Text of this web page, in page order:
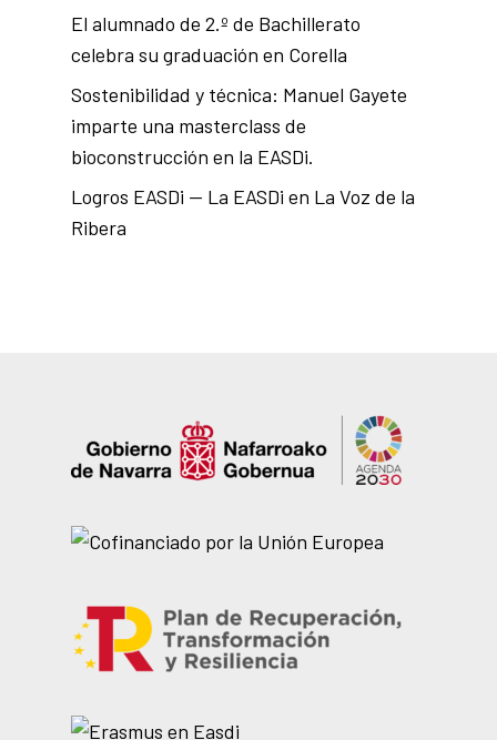
El alumnado de 2.º de Bachillerato
celebra su graduación en Corella
Sostenibilidad y técnica: Manuel Gayete
imparte una masterclass de
bioconstrucción en la EASDi.
Logros EASDi — La EASDi en La Voz de la
Ribera